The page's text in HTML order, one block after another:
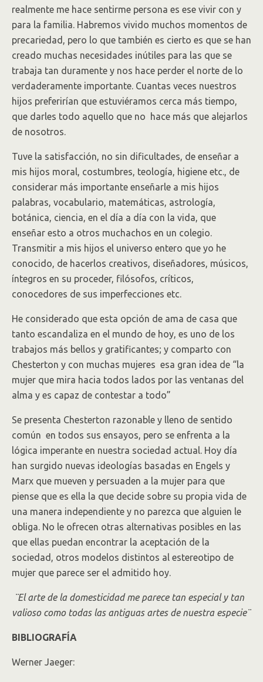
realmente me hace sentirme persona es ese vivir con y
para la familia. Habremos vivido muchos momentos de
precariedad, pero lo que también es cierto es que se han
creado muchas necesidades inútiles para las que se
trabaja tan duramente y nos hace perder el norte de lo
verdaderamente importante. Cuantas veces nuestros
hijos preferirían que estuviéramos cerca más tiempo,
que darles todo aquello que no hace más que alejarlos
de nosotros.
Tuve la satisfacción, no sin dificultades, de enseñar a
mis hijos moral, costumbres, teología, higiene etc., de
considerar más importante enseñarle a mis hijos
palabras, vocabulario, matemáticas, astrología,
botánica, ciencia, en el día a día con la vida, que
enseñar esto a otros muchachos en un colegio.
Transmitir a mis hijos el universo entero que yo he
conocido, de hacerlos creativos, diseñadores, músicos,
íntegros en su proceder, filósofos, críticos,
conocedores de sus imperfecciones etc.
He considerado que esta opción de ama de casa que
tanto escandaliza en el mundo de hoy, es uno de los
trabajos más bellos y gratificantes; y comparto con
Chesterton y con muchas mujeres esa gran idea de “la
mujer que mira hacia todos lados por las ventanas del
alma y es capaz de contestar a todo”
Se presenta Chesterton razonable y lleno de sentido
común en todos sus ensayos, pero se enfrenta a la
lógica imperante en nuestra sociedad actua­­l. Hoy día
han surgido nuevas ideologías basadas en Engels y
Marx que mueven y persuaden a la mujer para que
piense que es ella la que decide sobre su propia vida de
una manera independiente y no parezca que alguien le
obliga. No le ofrecen otras alternativas posibles en las
que ellas puedan encontrar la aceptación de la
sociedad, otros modelos distintos al estereotipo de
mujer que parece ser el admitido hoy.
¨El arte de la domesticidad me parece tan especial y tan
valioso como todas las antiguas artes de nuestra especie¨
BIBLIOGRAFÍA
Werner Jaeger: